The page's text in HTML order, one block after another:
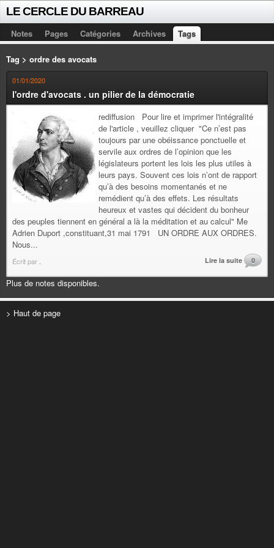
LE CERCLE DU BARREAU
Notes Pages Catégories Archives Tags
Tag > ordre des avocats
01/01/2020
l'ordre d'avocats . un pilier de la démocratie
rediffusion Pour lire et imprimer l'intégralité
de l'article , veuillez cliquer "Ce n’est pas
toujours par une obéissance ponctuelle et
servile aux ordres de l’opinion que les
législateurs portent les lois les plus utiles à
leurs pays. Souvent ces lois n’ont de rapport
qu’à des besoins momentanés et ne
remédient qu’à des effets. Les résultats
heureux et vastes qui décident du bonheur
des peuples tiennent en général a là la méditation et au calcul" Me
Adrien Duport ,constituant,31 mai 1791 UN ORDRE AUX ORDRES.
Nous...
Écrit par Lire la suite 0
Plus de notes disponibles.
> Haut de page